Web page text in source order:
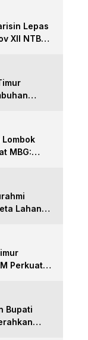
Lepas
XII NTB
MBG:
Lahan
Perkuat
Bupati